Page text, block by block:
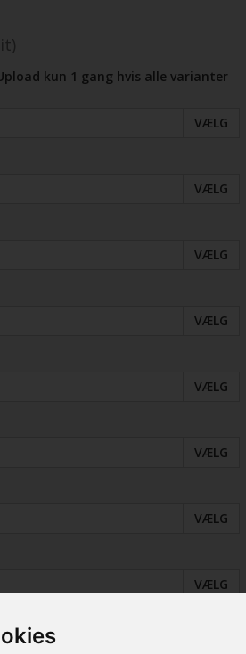
kun 1 gang hvis alle varianter
VÆLG
VÆLG
VÆLG
VÆLG
VÆLG
VÆLG
VÆLG
VÆLG